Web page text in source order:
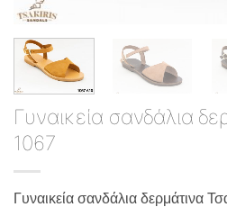
Γυναικεία σανδάλια
1067
Γυναικεία σανδάλια δερμάτινα